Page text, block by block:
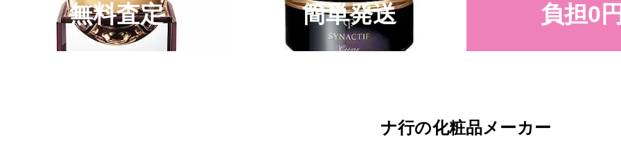
無料査定 簡単発送 負担0円
ナ行の化粧品メーカー